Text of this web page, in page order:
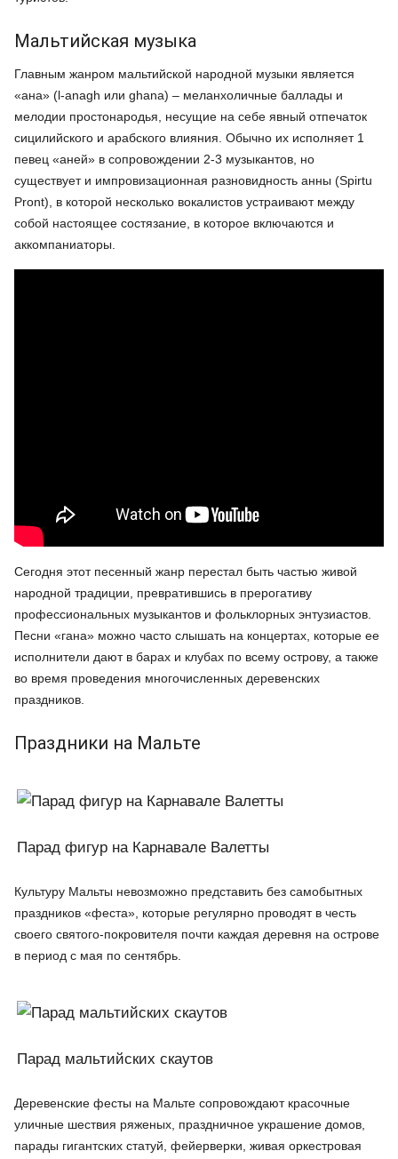
Мальтийская музыка
Главным жанром мальтийской народной музыки является
«ана» (l-anagh или ghana) – меланхоличные баллады и
мелодии простонародья, несущие на себе явный отпечаток
сицилийского и арабского влияния. Обычно их исполняет 1
певец «аней» в сопровождении 2-3 музыкантов, но
существует и импровизационная разновидность анны (Spirtu
Pront), в которой несколько вокалистов устраивают между
собой настоящее состязание, в которое включаются и
аккомпаниаторы.
Сегодня этот песенный жанр перестал быть частью живой
народной традиции, превратившись в прерогативу
профессиональных музыкантов и фольклорных энтузиастов.
Песни «гана» можно часто слышать на концертах, которые ее
исполнители дают в барах и клубах по всему острову, а также
во время проведения многочисленных деревенских
праздников.
Праздники на Мальте
Парад фигур на Карнавале Валетты
Культуру Мальты невозможно представить без самобытных
праздников «феста», которые регулярно проводят в честь
своего святого-покровителя почти каждая деревня на острове
в период с мая по сентябрь.
Парад мальтийских скаутов
Деревенские фесты на Мальте сопровождают красочные
уличные шествия ряженых, праздничное украшение домов,
парады гигантских статуй, фейерверки, живая оркестровая